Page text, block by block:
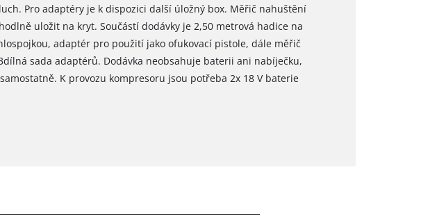
Pro adaptéry je k dispozici další úložný box. Měřič nahuštění
uložit na kryt. Součástí dodávky je 2,50 metrová hadice na
adaptér pro použití jako ofukovací pistole, dále měřič
sada adaptérů. Dodávka neobsahuje baterii ani nabíječku,
K provozu kompresoru jsou potřeba 2x 18 V baterie